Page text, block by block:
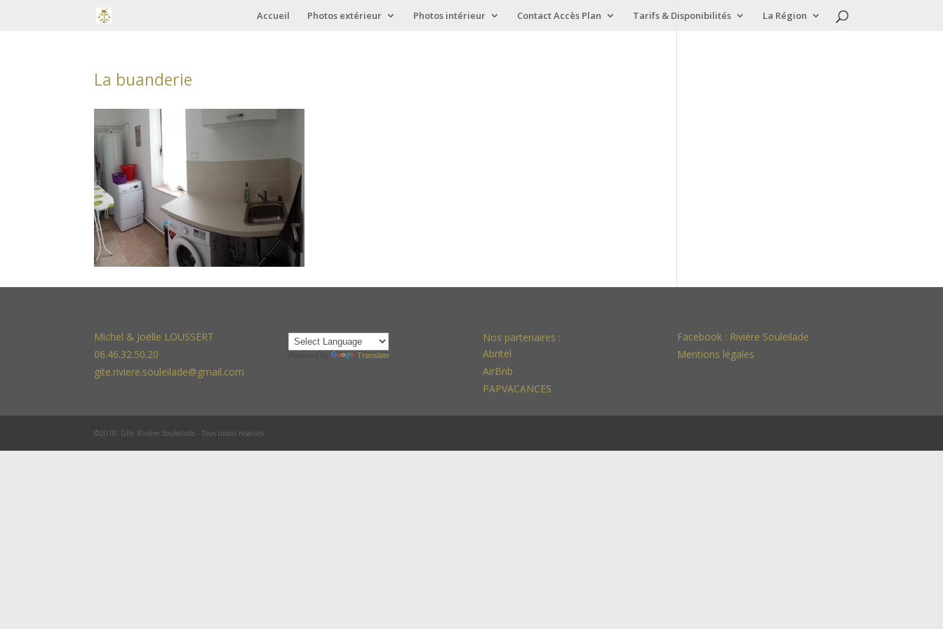
Accueil Photos extérieur Photos intérieur Contact Accès Plan Tarifs & Disponibilités La Région
La buanderie
Michel & Joëlle LOUSSERT
06.46.32.50.20
gite.riviere.souleilade@gmail.com
Powered by Translate
Nos partenaires :
Abritel
AirBnb
PAPVACANCES
Facebook : Rivière Souleilade
Mentions légales
©2018: Gîte Rivière Souleilade - Tous droits réservés.